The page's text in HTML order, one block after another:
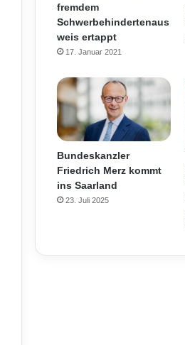
fremdem
Schwerbehindertenaus
weis ertappt
17. Januar 2021
Bundeskanzler
Friedrich Merz kommt
ins Saarland
23. Juli 2025